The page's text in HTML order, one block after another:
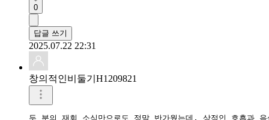
0
답글 쓰기
2025.07.22 22:31
창의적인비둘기H1209821